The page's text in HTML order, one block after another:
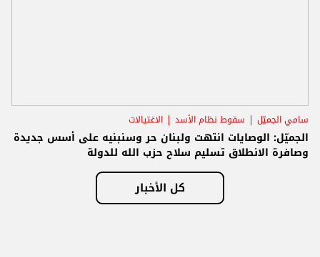
سامي الجميّل سقوط نظام الأسد الاغتيالات
الجميّل: الوصايات انتهت ولبنان حر وسنبنيه على أسس جديدة
وصافرة الانطلاق تسليم سلاح حزب الله للدولة
كل الأخبار